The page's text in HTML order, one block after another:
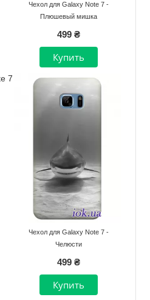
Чехол для Galaxy Note 7 -
Плюшевый мишка
499 ₴
Чехол для Galaxy Note 7 -
Челюсти
499 ₴